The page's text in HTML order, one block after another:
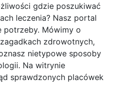
gdzie poszukiwać
leczenia? Nasz portal
potrzeby. Mówimy o
zdrowotnych,
nietypowe sposoby
Na witrynie
sprawdzonych placówek